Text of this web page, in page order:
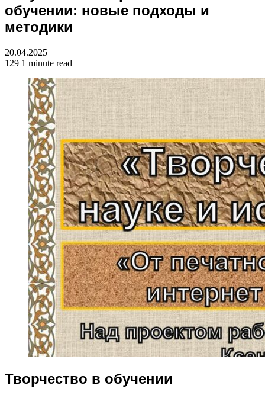
обучении: новые подходы и
методики
20.04.2025
129 1 minute read
Творчество в обучении